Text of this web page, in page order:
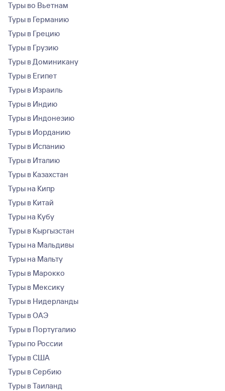
Туры во Вьетнам
Туры в Германию
Туры в Грецию
Туры в Грузию
Туры в Доминикану
Туры в Египет
Туры в Израиль
Туры в Индию
Туры в Индонезию
Туры в Иорданию
Туры в Испанию
Туры в Италию
Туры в Казахстан
Туры на Кипр
Туры в Китай
Туры на Кубу
Туры в Кыргызстан
Туры на Мальдивы
Туры на Мальту
Туры в Марокко
Туры в Мексику
Туры в Нидерланды
Туры в ОАЭ
Туры в Португалию
Туры по России
Туры в США
Туры в Сербию
Туры в Таиланд